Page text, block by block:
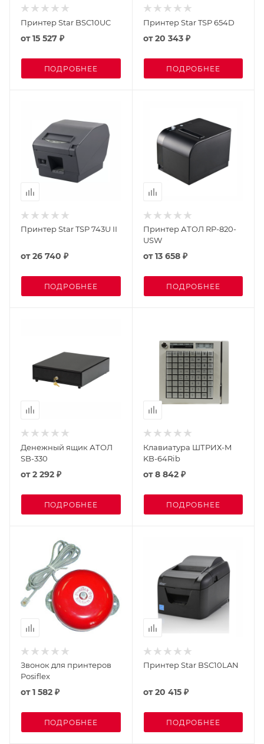
Принтер Star BSC10UC
от15 527 ₽
ПОДРОБНЕЕ
Принтер Star TSP 654D
от20 343 ₽
ПОДРОБНЕЕ
Принтер Star TSP 743U II
от26 740 ₽
ПОДРОБНЕЕ
Принтер АТОЛ RP-820-
USW
от13 658 ₽
ПОДРОБНЕЕ
Денежный ящик АТОЛ
SB-330
от2 292 ₽
ПОДРОБНЕЕ
Клавиатура ШТРИХ-М
KB-64Rib
от8 842 ₽
ПОДРОБНЕЕ
Звонок для принтеров
Posiflex
от1 582 ₽
ПОДРОБНЕЕ
Принтер Star BSC10LAN
от20 415 ₽
ПОДРОБНЕЕ